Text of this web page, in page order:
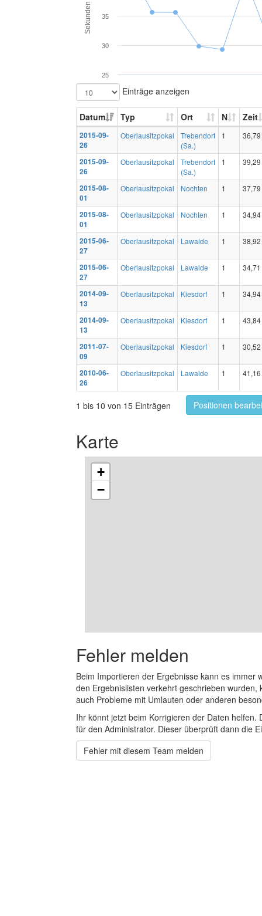
Sekunden
25
30
35
Einträge anzeigen
Datum Typ Ort N Zeit
2015-09-
26
Oberlausitzpokal
Trebendorf
(Sa.)
1 36,79
2015-09-
26
Oberlausitzpokal
Trebendorf
(Sa.)
1 39,29
2015-08-
01
Oberlausitzpokal Nochten 1 37,79
2015-08-
01
Oberlausitzpokal Nochten 1 34,94
2015-06-
27
Oberlausitzpokal Lawalde 1 38,92
2015-06-
27
Oberlausitzpokal Lawalde 1 34,71
2014-09-
13
Oberlausitzpokal Kiesdorf 1 34,94
2014-09-
13
Oberlausitzpokal Kiesdorf 1 43,84
2011-07-
09
Oberlausitzpokal Kiesdorf 1 30,52
2010-06-
26
Oberlausitzpokal Lawalde 1 41,16
1 bis 10 von 15 Einträgen Positionen
Karte
+
−
Fehler melden
Beim Importieren der Ergebnisse kann es
den Ergebnislisten verkehrt geschrieben
auch Probleme mit Umlauten oder anderen
Ihr könnt jetzt beim Korrigieren der Daten
für den Administrator. Dieser überprüft dann die
Fehler mit diesem Team melden